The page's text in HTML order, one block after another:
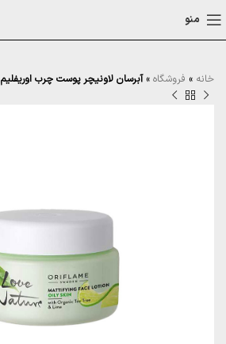
منو
خانه » فروشگاه »آبرسان لاونیچر پوست چرب اوریفلیم